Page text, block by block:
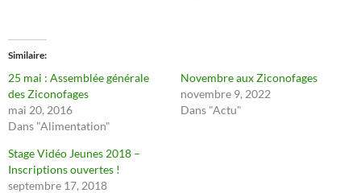
Similaire
25 mai : Assemblée générale
des Ziconofages
mai 20, 2016
Dans "Alimentation"
Novembre aux Ziconofages
novembre 9, 2022
Dans "Actu"
Stage Vidéo Jeunes 2018 –
Inscriptions ouvertes !
septembre 17, 2018